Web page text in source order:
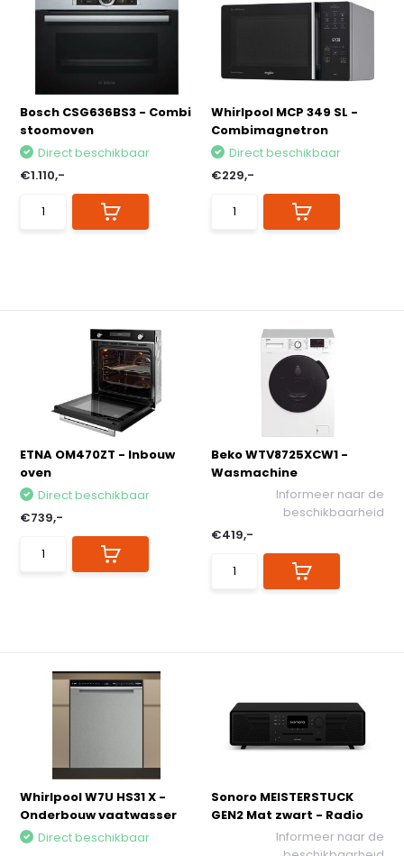
Bosch CSG636BS3 - Combi
stoomoven
Direct beschikbaar
€1.110,-
Whirlpool MCP 349 SL -
Combimagnetron
Direct beschikbaar
€229,-
ETNA OM470ZT - Inbouw
oven
Direct beschikbaar
€739,-
Beko WTV8725XCW1 -
Wasmachine
Informeer naar de
beschikbaarheid
€419,-
Whirlpool W7U HS31 X -
Onderbouw vaatwasser
Direct beschikbaar
Sonoro MEISTERSTUCK
GEN2 Mat zwart - Radio
Informeer naar de